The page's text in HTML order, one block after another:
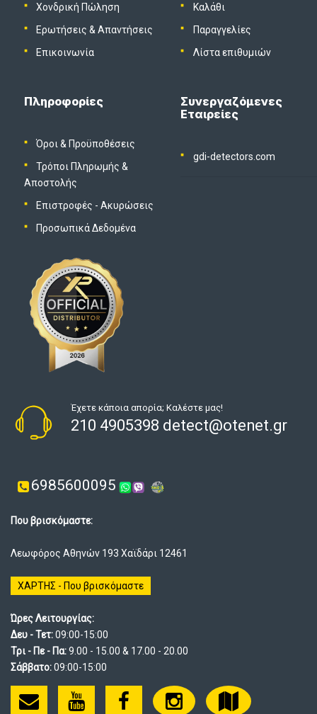
Χονδρική Πώληση
Ερωτήσεις & Απαντήσεις
Επικοινωνία
Καλάθι
Παραγγελίες
Λίστα επιθυμιών
Πληροφορίες
Όροι & Προϋποθέσεις
Τρόποι Πληρωμής &
Αποστολής
Επιστροφές - Ακυρώσεις
Προσωπικά Δεδομένα
Συνεργαζόμενες
Εταιρείες
gdi-detectors.com
Έχετε κάποια απορία; Καλέστε μας!
210 4905398 detect@otenet.gr
6985600095
Που βρισκόμαστε:
Λεωφόρος Αθηνών 193 Χαϊδάρι 12461
ΧΑΡΤΗΣ - Που βρισκόμαστε
Ώρες Λειτουργίας:
Δευ - Τετ:09:00-15:00
Τρι - Πε - Πα:9.00 - 15.00 & 17.00 - 20.00
Σάββατο:09:00-15:00